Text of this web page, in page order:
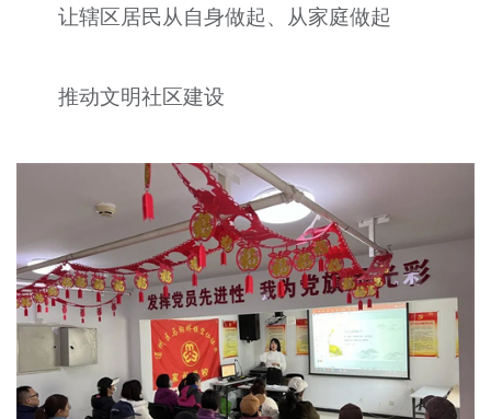
让辖区居民从自身做起、从家庭做起
推动文明社区建设